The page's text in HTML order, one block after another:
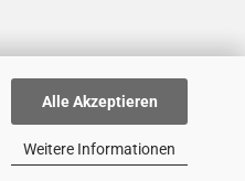
Alle Akzeptieren
Weitere Informationen